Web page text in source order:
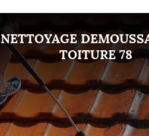
NETTOYAGE
TOITURE 78